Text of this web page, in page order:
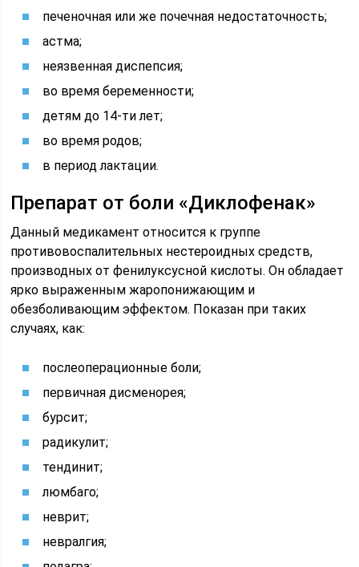
печеночная или же почечная недостаточность;
астма;
неязвенная диспепсия;
во время беременности;
детям до 14-ти лет;
во время родов;
в период лактации.
Препарат от боли «Диклофенак»
Данный медикамент относится к группе
противовоспалительных нестероидных средств,
производных от фенилуксусной кислоты. Он обладает
ярко выраженным жаропонижающим и
обезболивающим эффектом. Показан при таких
случаях, как:
послеоперационные боли;
первичная дисменорея;
бурсит;
радикулит;
тендинит;
люмбаго;
неврит;
невралгия;